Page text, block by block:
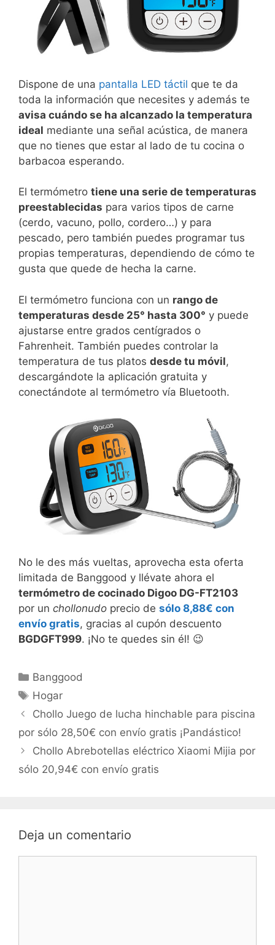
Dispone de una pantalla LED táctil que te da
toda la información que necesites y además te
avisa cuándo se ha alcanzado la temperatura
ideal mediante una señal acústica, de manera
que no tienes que estar al lado de tu cocina o
barbacoa esperando.
El termómetro tiene una serie de temperaturas
preestablecidas para varios tipos de carne
(cerdo, vacuno, pollo, cordero…) y para
pescado, pero también puedes programar tus
propias temperaturas, dependiendo de cómo te
gusta que quede de hecha la carne.
El termómetro funciona con un rango de
temperaturas desde 25° hasta 300° y puede
ajustarse entre grados centígrados o
Fahrenheit. También puedes controlar la
temperatura de tus platos desde tu móvil,
descargándote la aplicación gratuita y
conectándote al termómetro vía Bluetooth.
No le des más vueltas, aprovecha esta oferta
limitada de Banggood y llévate ahora el
termómetro de cocinado Digoo DG-FT2103
por un chollonudo precio de sólo 8,88€ con
envío gratis, gracias al cupón descuento
BGDGFT999. ¡No te quedes sin él! 😉
Categorías
Banggood
Etiquetas
Hogar
Chollo Juego de lucha hinchable para piscina
por sólo 28,50€ con envío gratis ¡Pandástico!
Chollo Abrebotellas eléctrico Xiaomi Mijia por
sólo 20,94€ con envío gratis
Deja un comentario